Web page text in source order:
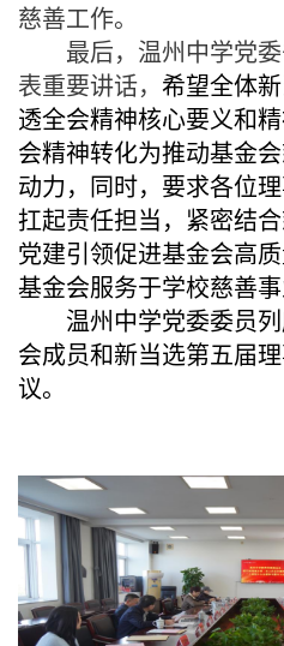
慈善工作。
最后，温州中学党
表重要讲话， 希望全体
透全会精神核心要义和
会精神转化为推动基金会
动力， 同时，要求各位
扛起责任担当 ， 紧密结
党建引领促进基金会高
基金会服务于学校慈善
温州中学党委委员
会成员和新当选第五届
议。